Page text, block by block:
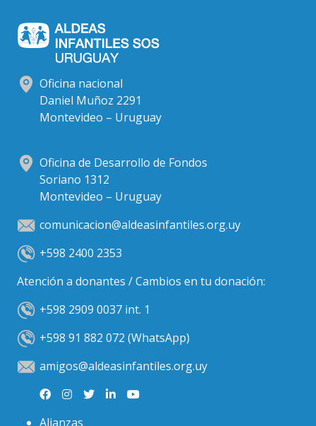
Oficina nacional
Daniel Muñoz 2291
Montevideo – Uruguay
Oficina de Desarrollo de Fondos
Soriano 1312
Montevideo – Uruguay
comunicacion@aldeasinfantiles.org.uy
+598 2400 2353
Atención a donantes / Cambios en tu donación:
+598 2909 0037 int. 1
+598 91 882 072 (WhatsApp)
amigos@aldeasinfantiles.org.uy
Alianzas